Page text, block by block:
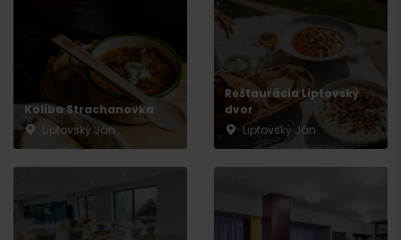
Koliba Strachanovka
Liptovský Ján
Reštaurácia Liptovský
dvor
Liptovský Ján